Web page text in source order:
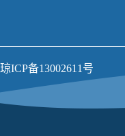
琼ICP备13002611号